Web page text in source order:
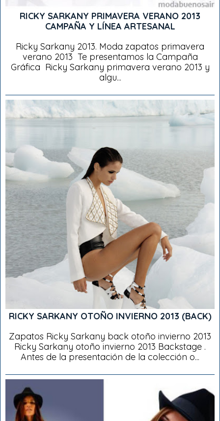
RICKY SARKANY PRIMAVERA VERANO 2013
CAMPAÑA Y LÍNEA ARTESANAL
Ricky Sarkany 2013. Moda zapatos primavera
verano 2013 Te presentamos la Campaña
Gráfica Ricky Sarkany primavera verano 2013 y
algu...
RICKY SARKANY OTOÑO INVIERNO 2013 (BACK)
Zapatos Ricky Sarkany back otoño invierno 2013
Ricky Sarkany otoño invierno 2013 Backstage .
Antes de la presentación de la colección o...